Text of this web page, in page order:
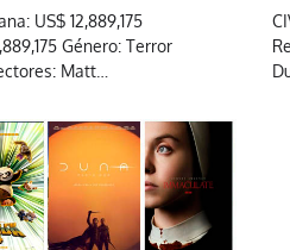
US$ 12,889,175
Género: Terror
Matt…